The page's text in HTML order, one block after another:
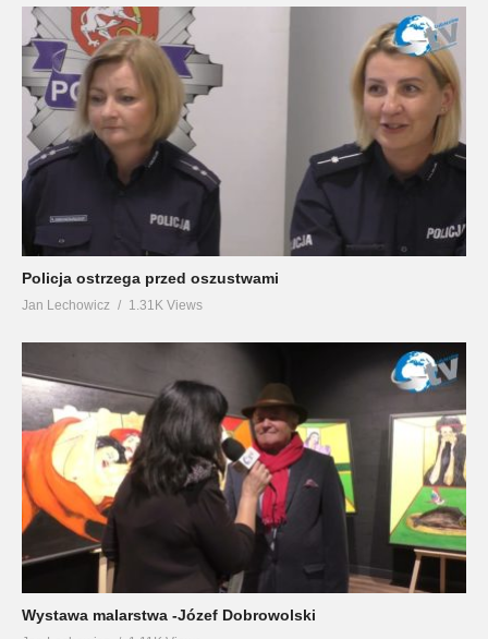
Policja ostrzega przed oszustwami
Jan Lechowicz 1.31K Views
Wystawa malarstwa -Józef Dobrowolski